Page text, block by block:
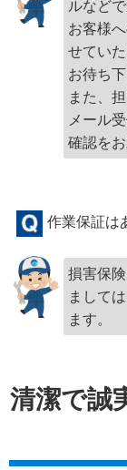
ルなど
お客様
せてい
お待ち下
また、
メール
確認をお
作業保証は
損害保
まして
ます。
清潔で誠